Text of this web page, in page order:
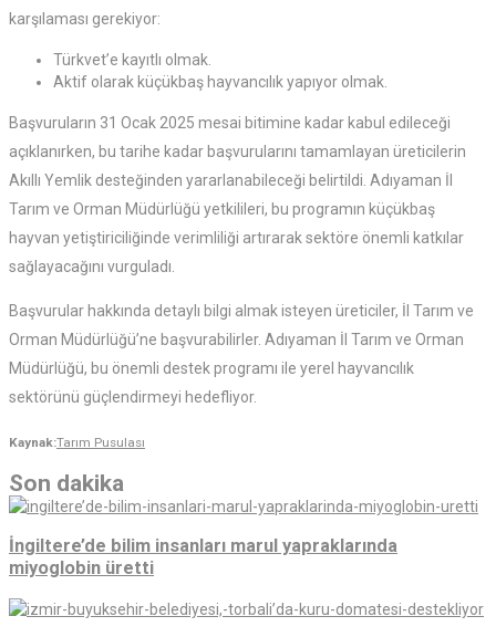
karşılaması gerekiyor:
Türkvet’e kayıtlı olmak.
Aktif olarak küçükbaş hayvancılık yapıyor olmak.
Başvuruların 31 Ocak 2025 mesai bitimine kadar kabul edileceği
açıklanırken, bu tarihe kadar başvurularını tamamlayan üreticilerin
Akıllı Yemlik desteğinden yararlanabileceği belirtildi. Adıyaman İl
Tarım ve Orman Müdürlüğü yetkilileri, bu programın küçükbaş
hayvan yetiştiriciliğinde verimliliği artırarak sektöre önemli katkılar
sağlayacağını vurguladı.
Başvurular hakkında detaylı bilgi almak isteyen üreticiler, İl Tarım ve
Orman Müdürlüğü’ne başvurabilirler. Adıyaman İl Tarım ve Orman
Müdürlüğü, bu önemli destek programı ile yerel hayvancılık
sektörünü güçlendirmeyi hedefliyor.
Kaynak:Tarım Pusulası
Son dakika
İngiltere’de bilim insanları marul yapraklarında
miyoglobin üretti